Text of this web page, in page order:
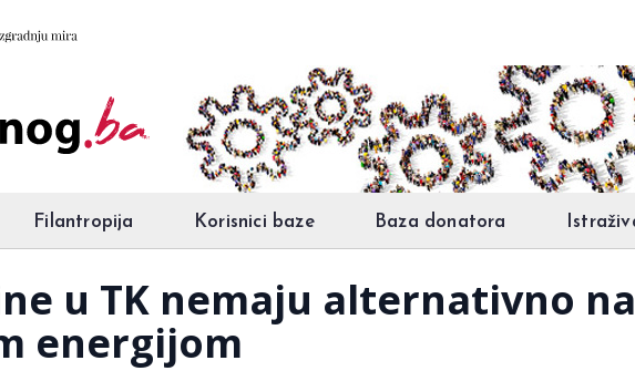
Filantropija Korisnici baze Baza donatora
u TK nemaju alternativno
energijom